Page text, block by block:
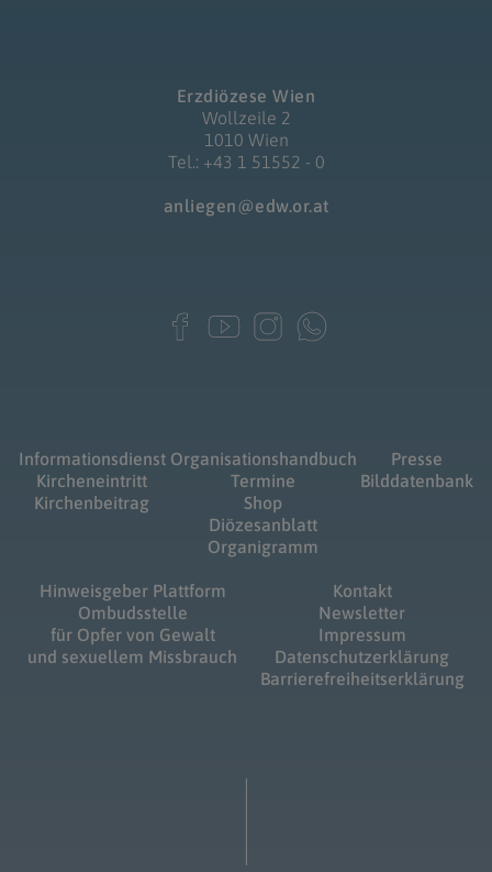
Erzdiözese Wien
Wollzeile 2
1010 Wien
Tel.: +43 1 51552 - 0
anliegen@edw.or.at
Informationsdienst
Kircheneintritt
Kirchenbeitrag
Organisationshandbuch
Termine
Shop
Diözesanblatt
Organigramm
Presse
Bilddatenbank
Hinweisgeber Plattform
Ombudsstelle
für Opfer von Gewalt
und sexuellem Missbrauch
Kontakt
Newsletter
Impressum
Datenschutzerklärung
Barrierefreiheitserklärung